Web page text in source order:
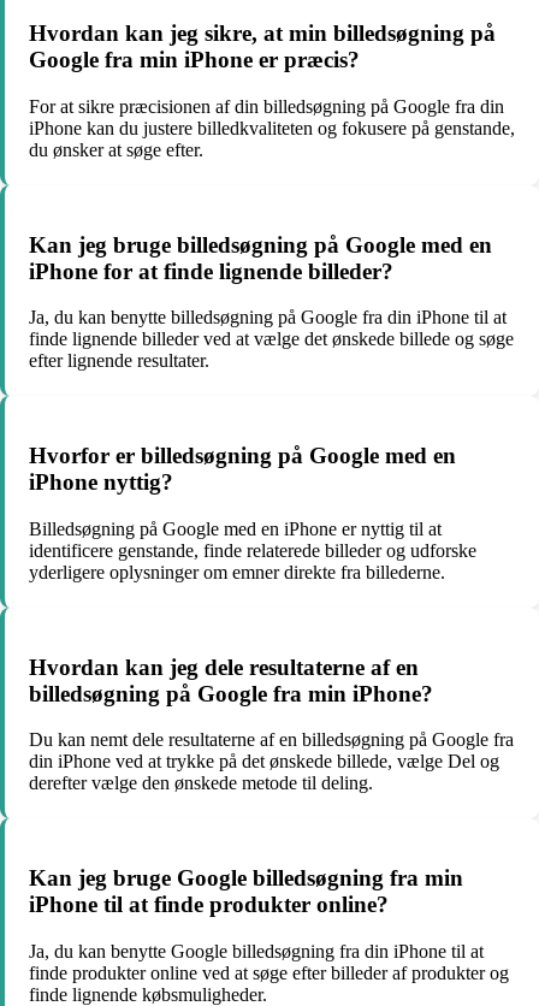
Hvordan kan jeg sikre, at min billedsøgning på
Google fra min iPhone er præcis?
For at sikre præcisionen af din billedsøgning på Google fra din
iPhone kan du justere billedkvaliteten og fokusere på genstande,
du ønsker at søge efter.
Kan jeg bruge billedsøgning på Google med en
iPhone for at finde lignende billeder?
Ja, du kan benytte billedsøgning på Google fra din iPhone til at
finde lignende billeder ved at vælge det ønskede billede og søge
efter lignende resultater.
Hvorfor er billedsøgning på Google med en
iPhone nyttig?
Billedsøgning på Google med en iPhone er nyttig til at
identificere genstande, finde relaterede billeder og udforske
yderligere oplysninger om emner direkte fra billederne.
Hvordan kan jeg dele resultaterne af en
billedsøgning på Google fra min iPhone?
Du kan nemt dele resultaterne af en billedsøgning på Google fra
din iPhone ved at trykke på det ønskede billede, vælge Del og
derefter vælge den ønskede metode til deling.
Kan jeg bruge Google billedsøgning fra min
iPhone til at finde produkter online?
Ja, du kan benytte Google billedsøgning fra din iPhone til at
finde produkter online ved at søge efter billeder af produkter og
finde lignende købsmuligheder.